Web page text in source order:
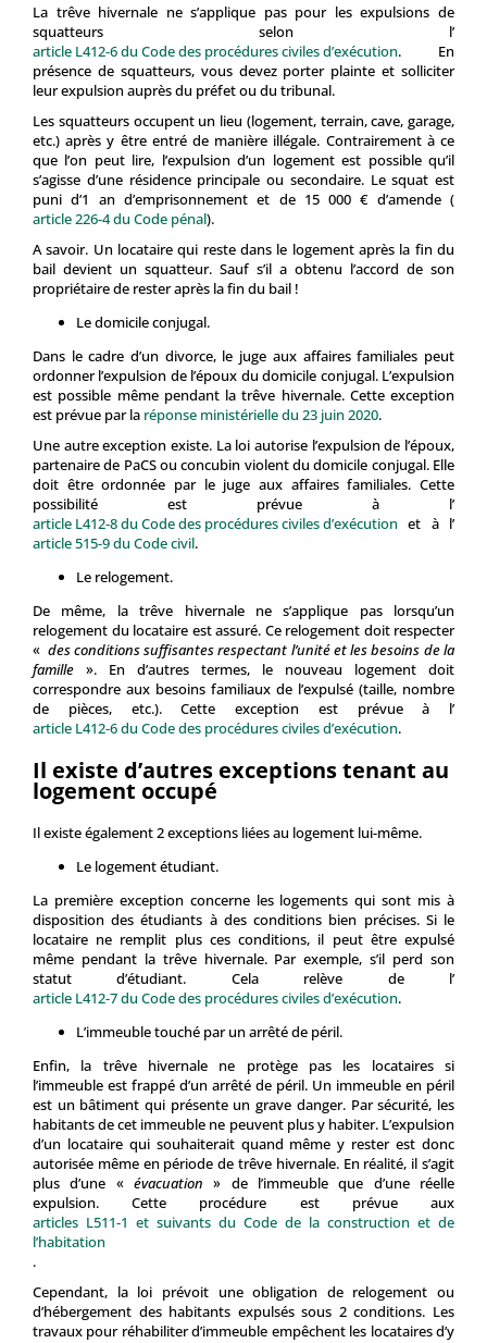
La trêve hivernale ne s’applique pas pour les expulsions de
squatteurs selon l’
article L412-6 du Code des procédures civiles d’exécution. En
présence de squatteurs, vous devez porter plainte et solliciter
leur expulsion auprès du préfet ou du tribunal.
Les squatteurs occupent un lieu (logement, terrain, cave, garage,
etc.) après y être entré de manière illégale. Contrairement à ce
que l’on peut lire, l’expulsion d’un logement est possible qu’il
s’agisse d’une résidence principale ou secondaire. Le squat est
puni d’1 an d’emprisonnement et de 15 000 € d’amende (
article 226-4 du Code pénal).
A savoir. Un locataire qui reste dans le logement après la fin du
bail devient un squatteur. Sauf s’il a obtenu l’accord de son
propriétaire de rester après la fin du bail !
Le domicile conjugal.
Dans le cadre d’un divorce, le juge aux affaires familiales peut
ordonner l’expulsion de l’époux du domicile conjugal. L’expulsion
est possible même pendant la trêve hivernale. Cette exception
est prévue par la réponse ministérielle du 23 juin 2020.
Une autre exception existe. La loi autorise l’expulsion de l’époux,
partenaire de PaCS ou concubin violent du domicile conjugal. Elle
doit être ordonnée par le juge aux affaires familiales. Cette
possibilité est prévue à l’
article L412-8 du Code des procédures civiles d’exécution et à l’
article 515-9 du Code civil.
Le relogement.
De même, la trêve hivernale ne s’applique pas lorsqu’un
relogement du locataire est assuré. Ce relogement doit respecter
« des conditions suffisantes respectant l’unité et les besoins de la
famille ». En d’autres termes, le nouveau logement doit
correspondre aux besoins familiaux de l’expulsé (taille, nombre
de pièces, etc.). Cette exception est prévue à l’
article L412-6 du Code des procédures civiles d’exécution.
Il existe d’autres exceptions tenant au
logement occupé
Il existe également 2 exceptions liées au logement lui-même.
Le logement étudiant.
La première exception concerne les logements qui sont mis à
disposition des étudiants à des conditions bien précises. Si le
locataire ne remplit plus ces conditions, il peut être expulsé
même pendant la trêve hivernale. Par exemple, s’il perd son
statut d’étudiant. Cela relève de l’
article L412-7 du Code des procédures civiles d’exécution.
L’immeuble touché par un arrêté de péril.
Enfin, la trêve hivernale ne protège pas les locataires si
l’immeuble est frappé d’un arrêté de péril. Un immeuble en péril
est un bâtiment qui présente un grave danger. Par sécurité, les
habitants de cet immeuble ne peuvent plus y habiter. L’expulsion
d’un locataire qui souhaiterait quand même y rester est donc
autorisée même en période de trêve hivernale. En réalité, il s’agit
plus d’une « évacuation » de l’immeuble que d’une réelle
expulsion. Cette procédure est prévue aux
articles L511-1 et suivants du Code de la construction et de
l’habitation
.
Cependant, la loi prévoit une obligation de relogement ou
d’hébergement des habitants expulsés sous 2 conditions. Les
travaux pour réhabiliter d’immeuble empêchent les locataires d’y